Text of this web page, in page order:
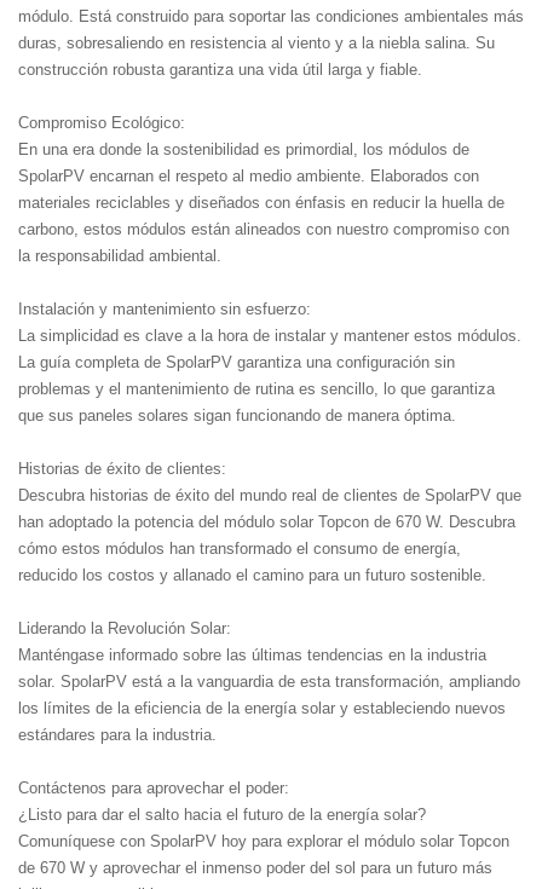
módulo. Está construido para soportar las condiciones ambientales más
duras, sobresaliendo en resistencia al viento y a la niebla salina. Su
construcción robusta garantiza una vida útil larga y fiable.
Compromiso Ecológico:
En una era donde la sostenibilidad es primordial, los módulos de
SpolarPV encarnan el respeto al medio ambiente. Elaborados con
materiales reciclables y diseñados con énfasis en reducir la huella de
carbono, estos módulos están alineados con nuestro compromiso con
la responsabilidad ambiental.
Instalación y mantenimiento sin esfuerzo:
La simplicidad es clave a la hora de instalar y mantener estos módulos.
La guía completa de SpolarPV garantiza una configuración sin
problemas y el mantenimiento de rutina es sencillo, lo que garantiza
que sus paneles solares sigan funcionando de manera óptima.
Historias de éxito de clientes:
Descubra historias de éxito del mundo real de clientes de SpolarPV que
han adoptado la potencia del módulo solar Topcon de 670 W. Descubra
cómo estos módulos han transformado el consumo de energía,
reducido los costos y allanado el camino para un futuro sostenible.
Liderando la Revolución Solar:
Manténgase informado sobre las últimas tendencias en la industria
solar. SpolarPV está a la vanguardia de esta transformación, ampliando
los límites de la eficiencia de la energía solar y estableciendo nuevos
estándares para la industria.
Contáctenos para aprovechar el poder:
¿Listo para dar el salto hacia el futuro de la energía solar?
Comuníquese con SpolarPV hoy para explorar el módulo solar Topcon
de 670 W y aprovechar el inmenso poder del sol para un futuro más